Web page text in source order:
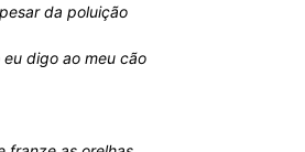
da poluição
eu digo ao meu cão